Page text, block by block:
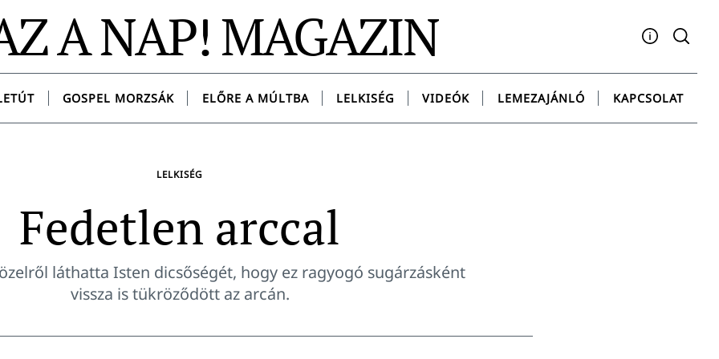
A NAP! MAGAZIN
Facebook
YouTubeInstagram
TwitterSpotify
GOSPEL MORZSÁK ELŐRE A MÚLTBA LELKISÉG VIDEÓK LEMEZAJÁNLÓ KAPCSOLAT
LELKISÉG
Fedetlen arccal
láthatta Isten dicsőségét, hogy ez ragyogó sugárzásként
vissza is tükröződött az arcán.